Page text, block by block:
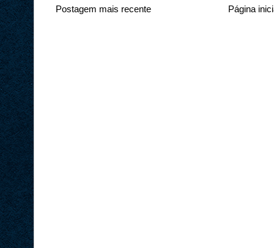
Postagem mais recente Página